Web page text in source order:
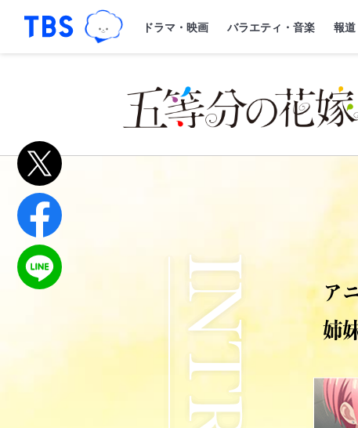
「TBSテレビ｜ときめくときを。」トップページ
TBSグループキャラクター『ワクティ』
ドラマ・映画 バラエティ・音楽 報